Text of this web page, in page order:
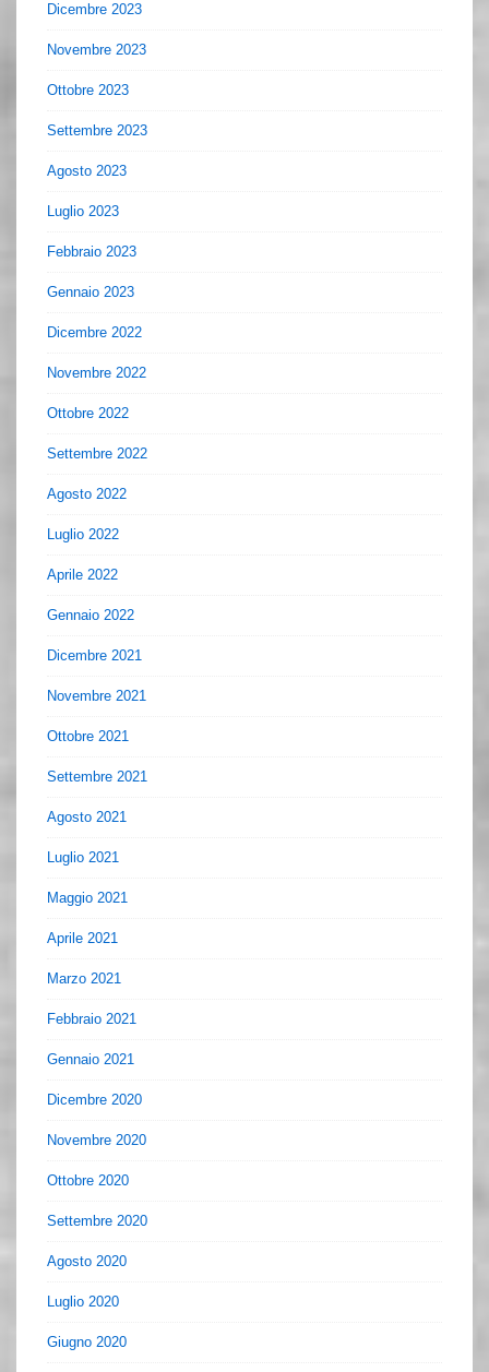
Dicembre 2023
Novembre 2023
Ottobre 2023
Settembre 2023
Agosto 2023
Luglio 2023
Febbraio 2023
Gennaio 2023
Dicembre 2022
Novembre 2022
Ottobre 2022
Settembre 2022
Agosto 2022
Luglio 2022
Aprile 2022
Gennaio 2022
Dicembre 2021
Novembre 2021
Ottobre 2021
Settembre 2021
Agosto 2021
Luglio 2021
Maggio 2021
Aprile 2021
Marzo 2021
Febbraio 2021
Gennaio 2021
Dicembre 2020
Novembre 2020
Ottobre 2020
Settembre 2020
Agosto 2020
Luglio 2020
Giugno 2020